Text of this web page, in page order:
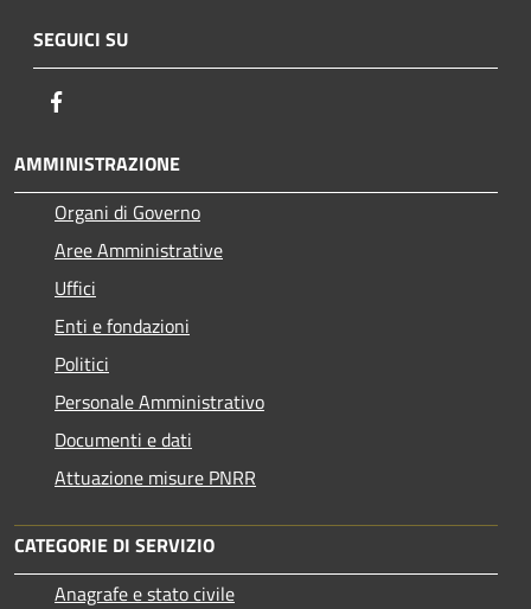
SEGUICI SU
AMMINISTRAZIONE
Organi di Governo
Aree Amministrative
Uffici
Enti e fondazioni
Politici
Personale Amministrativo
Documenti e dati
Attuazione misure PNRR
CATEGORIE DI SERVIZIO
Anagrafe e stato civile